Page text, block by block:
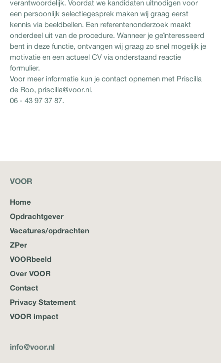
verantwoordelijk. Voordat we kandidaten uitnodigen voor
een persoonlijk selectiegesprek maken wij graag eerst
kennis via beeldbellen. Een referentenonderzoek maakt
onderdeel uit van de procedure. Wanneer je geïnteresseerd
bent in deze functie, ontvangen wij graag zo snel mogelijk je
motivatie en een actueel CV via onderstaand reactie
formulier.
Voor meer informatie kun je contact opnemen met Priscilla
de Roo, priscilla@voor.nl,
06 - 43 97 37 87.
VOOR
Home
Opdrachtgever
Vacatures/opdrachten
ZPer
VOORbeeld
Over VOOR
Contact
Privacy Statement
VOOR impact
info@voor.nl